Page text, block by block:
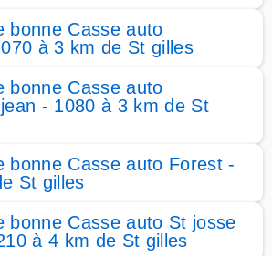
bonne Casse auto
à 3 km de St gilles
bonne Casse auto
- 1080 à 3 km de St
bonne Casse auto Forest -
St gilles
bonne Casse auto St josse
à 4 km de St gilles